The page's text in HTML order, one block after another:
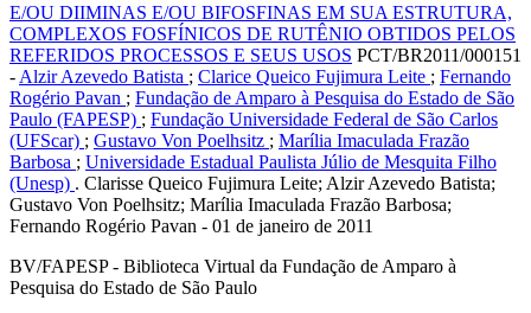
E/OU DIIMINAS E/OU BIFOSFINAS EM SUA ESTRUTURA,
COMPLEXOS FOSFÍNICOS DE RUTÊNIO OBTIDOS PELOS
REFERIDOS PROCESSOS E SEUS USOS PCT/BR2011/000151
- Alzir Azevedo Batista ; Clarice Queico Fujimura Leite ; Fernando
Rogério Pavan ; Fundação de Amparo à Pesquisa do Estado de São
Paulo (FAPESP) ; Fundação Universidade Federal de São Carlos
(UFScar) ; Gustavo Von Poelhsitz ; Marília Imaculada Frazão
Barbosa ; Universidade Estadual Paulista Júlio de Mesquita Filho
(Unesp) . Clarisse Queico Fujimura Leite; Alzir Azevedo Batista;
Gustavo Von Poelhsitz; Marília Imaculada Frazão Barbosa;
Fernando Rogério Pavan - 01 de janeiro de 2011
BV/FAPESP - Biblioteca Virtual da Fundação de Amparo à
Pesquisa do Estado de São Paulo